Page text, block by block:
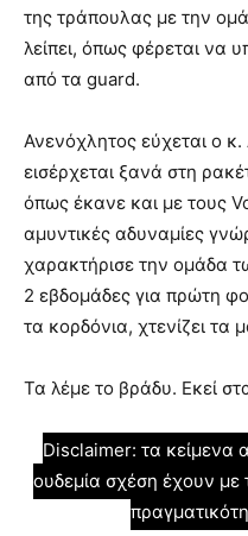
της τράπουλας με την
λείπει, όπως φέρεται να
από τα guard.
Ανενόχλητος εύχεται ο
εισέρχεται ξανά στη
όπως έκανε και με τους
αμυντικές αδυναμίες
χαρακτήρισε την ομάδα
2 εβδομάδες για πρώτη
τα κορδόνια, χτενίζει τα
Τα λέμε το βράδυ. Εκεί
Disclaimer: τα κείμενα
ουδεμία σχέση έχουν